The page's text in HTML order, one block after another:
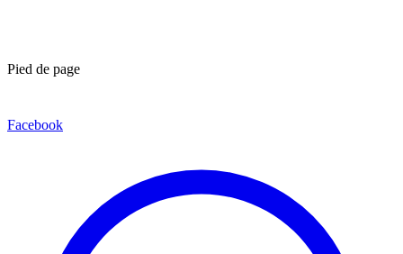
Pied de page
Facebook